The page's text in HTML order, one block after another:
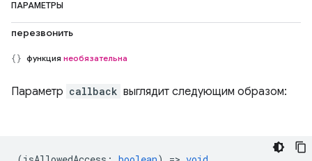
ПАРАМЕТРЫ
перезвонить
функция необязательна
Параметр callback выглядит следующим образом: